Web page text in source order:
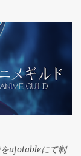
about
ver. I will
of the screen.
before it airs,
device will
guide line. For
Blade
ver.
ufotableにて制